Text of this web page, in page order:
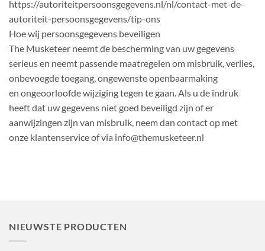
https://autoriteitpersoonsgegevens.nl/nl/contact-met-de-
autoriteit-persoonsgegevens/tip-ons
Hoe wij persoonsgegevens beveiligen
The Musketeer neemt de bescherming van uw gegevens
serieus en neemt passende maatregelen om misbruik, verlies,
onbevoegde toegang, ongewenste openbaarmaking
en ongeoorloofde wijziging tegen te gaan. Als u de indruk
heeft dat uw gegevens niet goed beveiligd zijn of er
aanwijzingen zijn van misbruik, neem dan contact op met
onze klantenservice of via info@themusketeer.nl
NIEUWSTE PRODUCTEN